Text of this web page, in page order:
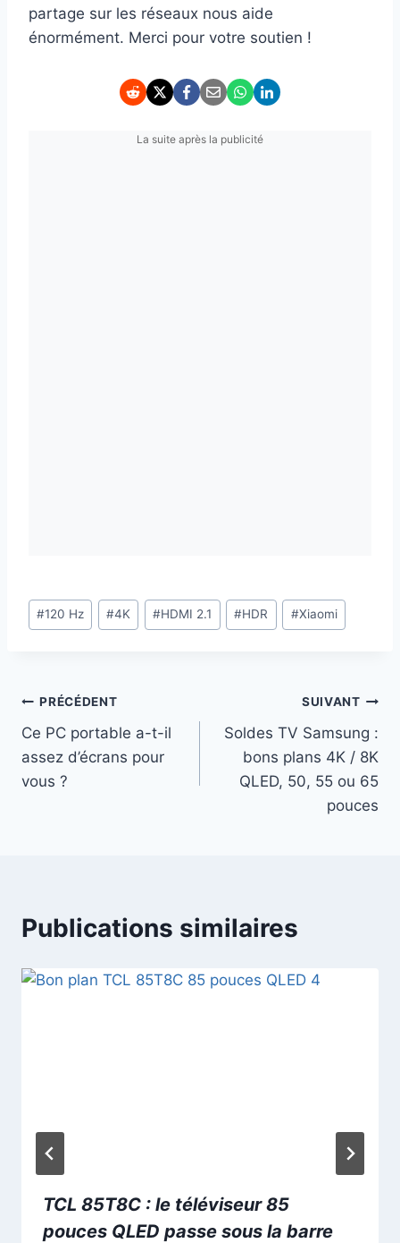
partage sur les réseaux nous aide
énormément. Merci pour votre soutien !
La suite après la publicité
Étiquettes
de
#120 Hz #4K #HDMI 2.1 #HDR #Xiaomi
Navigation
de
l’article
PRÉCÉDENT
Ce PC portable a-t-il
assez d’écrans pour
vous ?
SUIVANT
Soldes TV Samsung :
bons plans 4K / 8K
QLED, 50, 55 ou 65
pouces
Publications similaires
TCL 85T8C : le téléviseur 85
pouces QLED passe sous la barre